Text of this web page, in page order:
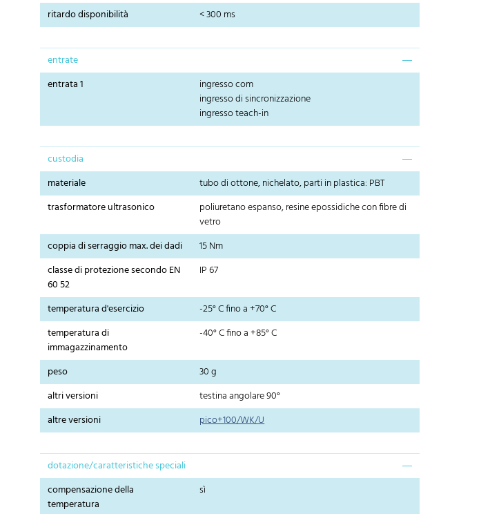
ritardo disponibilità
< 300 ms
entrate
entrata 1
ingresso com
ingresso di sincronizzazione
ingresso teach-in
custodia
materiale
tubo di ottone, nichelato, parti in plastica: PBT
trasformatore ultrasonico
poliuretano espanso, resine epossidiche con fibre di
vetro
coppia di serraggio max. dei dadi
15 Nm
classe di protezione secondo EN
60 52
IP 67
temperatura d'esercizio
-25° C fino a +70° C
temperatura di
immagazzinamento
-40° C fino a +85° C
peso
30 g
altri versioni
testina angolare 90°
altre versioni
pico+100/WK/U
dotazione/caratteristiche speciali
compensazione della
temperatura
sì